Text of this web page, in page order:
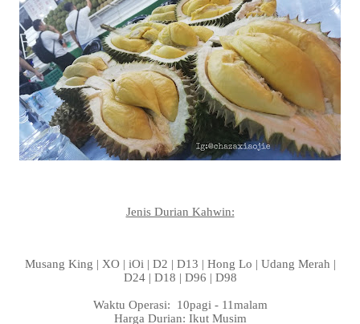
Jenis Durian Kahwin:
Musang King | XO | iOi | D2 | D13 | Hong Lo | Udang Merah |
D24 | D18 | D96 | D98
Waktu Operasi:
10pagi - 11malam
Harga Durian: Ikut Musim